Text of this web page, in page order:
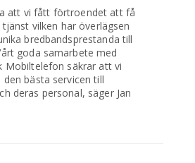
att vi fått förtroendet att få
vilken har överlägsen
bredbandsprestanda till
goda samarbete med
Mobiltelefon säkrar att vi
bästa servicen till
deras personal, säger Jan